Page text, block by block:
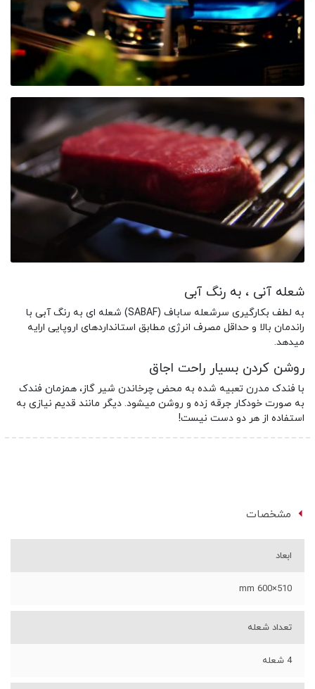
شعله آنی ، به رنگ آبی
به لطف بکارگیری سرشعله ساباف (SABAF) شعله ای به رنگ آبی با
راندمان بالا و حداقل مصرف انرژی مطابق استانداردهای اروپایی ارایه
میدهد.
روشن کردن بسیار راحت اجاق
با فندک مدرن تعبیه شده به محض چرخاندن شیر گاز، همزمان فندک
به صورت خودکار جرقه زده و روشن میشود. دیگر مانند قدیم نیازی به
استفاده از هر دو دست نیست!
مشخصات
ابعاد
510×600 mm
تعداد شعله
4 شعله